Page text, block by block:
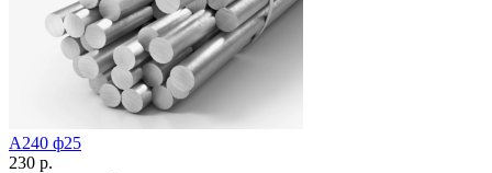
А240 ф25
230 р.